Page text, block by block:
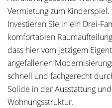
Vermietung zum Kinderspiel.
Investieren Sie in ein Drei-
komfortablen
dass hier vom jetzigem
angefallenen
schnell und fachgerecht
Solide in der Ausstattung
Wohnungsstruktur.